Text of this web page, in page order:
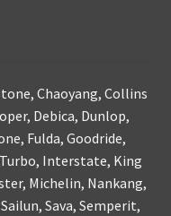
Chaoyang, Collins
Debica, Dunlop,
Fulda, Goodride,
Interstate, King
Michelin, Nankang,
Sava, Semperit,